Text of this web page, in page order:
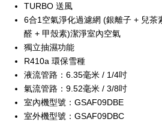
TURBO 送風
6合1空氣淨化過濾網 (銀離子 + 兒茶
醛 + 甲殼素)潔淨室內空氣
獨立抽濕功能
R410a 環保雪種
液流管路：6.35毫米 / 1/4吋
氣流管路：9.52毫米 / 3/8吋
室內機型號：GSAF09DBE
室外機型號：GSAF09DBC